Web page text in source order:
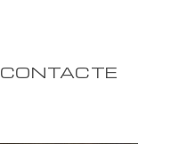
CONTACTE